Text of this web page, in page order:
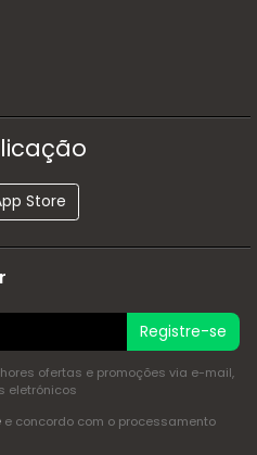
Store
Registre-se
ofertas e promoções via e-mail,
eletrónicos
e concordo com o processamento